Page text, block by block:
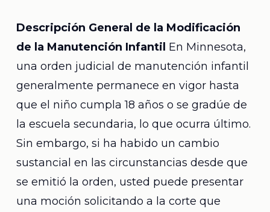
Descripción General de la Modificación
de la Manutención Infantil En Minnesota,
una orden judicial de manutención infantil
generalmente permanece en vigor hasta
que el niño cumpla 18 años o se gradúe de
la escuela secundaria, lo que ocurra último.
Sin embargo, si ha habido un cambio
sustancial en las circunstancias desde que
se emitió la orden, usted puede presentar
una moción solicitando a la corte que